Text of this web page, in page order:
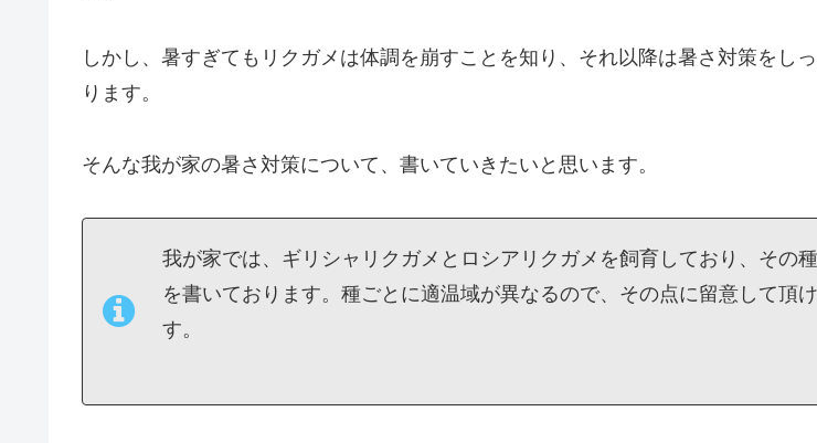
しかし、暑すぎてもリクガメは体調を崩すことを知り、それ以降は暑さ対策をし
ります。
そんな我が家の暑さ対策について、書いていきたいと思います。
我が家では、ギリシャリクガメとロシアリクガメを飼育しており、その
を書いております。種ごとに適温域が異なるので、その点に留意して頂
す。